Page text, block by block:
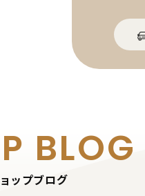
BLOG
ップブログ